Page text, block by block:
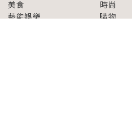
美食
時尚
藝能娛樂
購物